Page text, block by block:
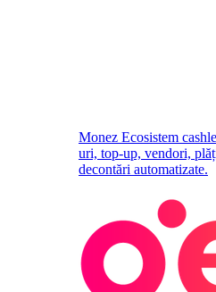
Monez Ecosistem
uri, top-up, vendori,
decontări automatizate.